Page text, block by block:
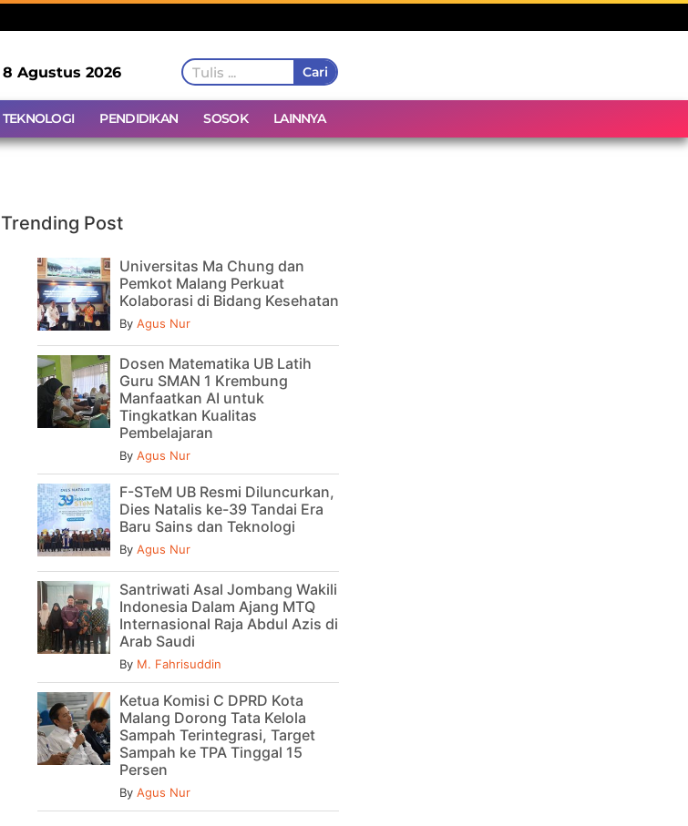
8 Agustus 2026 Cari
TEKNOLOGI PENDIDIKAN SOSOK LAINNYA
Trending Post
Universitas Ma Chung dan
Pemkot Malang Perkuat
Kolaborasi di Bidang Kesehatan
By Agus Nur
Dosen Matematika UB Latih
Guru SMAN 1 Krembung
Manfaatkan AI untuk
Tingkatkan Kualitas
Pembelajaran
By Agus Nur
F-STeM UB Resmi Diluncurkan,
Dies Natalis ke-39 Tandai Era
Baru Sains dan Teknologi
By Agus Nur
Santriwati Asal Jombang Wakili
Indonesia Dalam Ajang MTQ
Internasional Raja Abdul Azis di
Arab Saudi
By M. Fahrisuddin
Ketua Komisi C DPRD Kota
Malang Dorong Tata Kelola
Sampah Terintegrasi, Target
Sampah ke TPA Tinggal 15
Persen
By Agus Nur